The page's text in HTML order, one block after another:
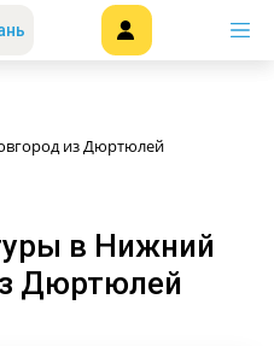
из Дюртюлей
в Нижний
Дюртюлей